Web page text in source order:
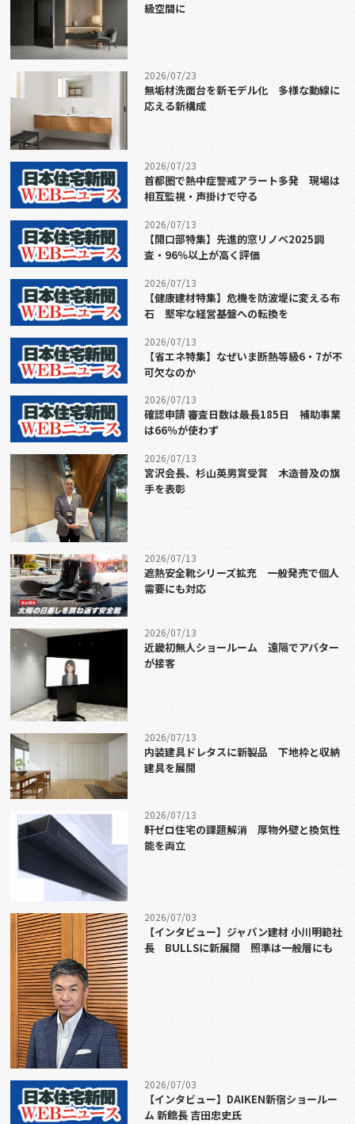
級空間に
2026/07/23
無垢材洗面台を新モデル化 多様な動線に
応える新構成
2026/07/23
首都圏で熱中症警戒アラート多発 現場は
相互監視・声掛けで守る
2026/07/13
【開口部特集】先進的窓リノベ2025調
査・96％以上が高く評価
2026/07/13
【健康建材特集】危機を防波堤に変える布
石 堅牢な経営基盤への転換を
2026/07/13
【省エネ特集】なぜいま断熱等級6・7が不
可欠なのか
2026/07/13
確認申請 審査日数は最長185日 補助事業
は66％が使わず
2026/07/13
宮沢会長、杉山英男賞受賞 木造普及の旗
手を表彰
2026/07/13
遮熱安全靴シリーズ拡充 一般発売で個人
需要にも対応
2026/07/13
近畿初無人ショールーム 遠隔でアバター
が接客
2026/07/13
内装建具ドレタスに新製品 下地枠と収納
建具を展開
2026/07/13
軒ゼロ住宅の課題解消 厚物外壁と換気性
能を両立
2026/07/03
【インタビュー】ジャパン建材 小川明範社
長 BULLSに新展開 照準は一般層にも
2026/07/03
【インタビュー】DAIKEN新宿ショールー
ム 新館長 吉田忠史氏